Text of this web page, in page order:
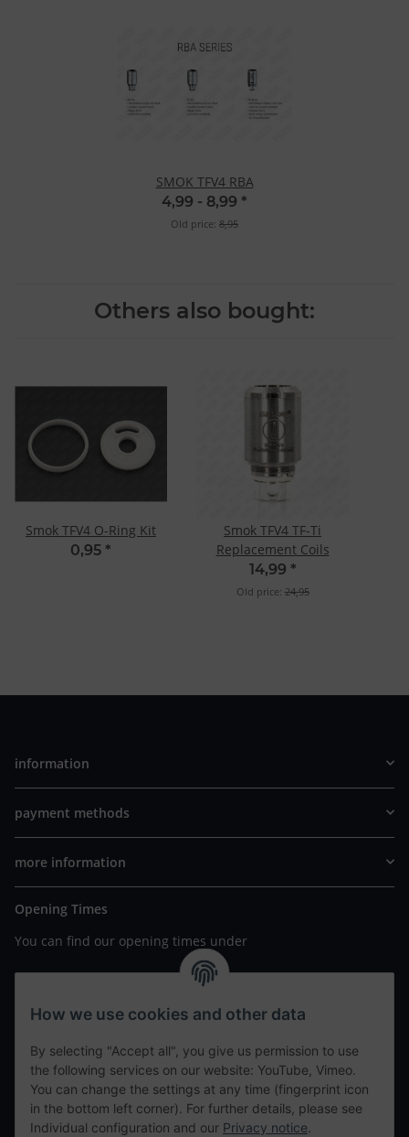
SMOK TFV4 RBA
4,99 - 8,99 *
Old price: 8,95
Others also bought:
Smok TFV4 O-Ring Kit
0,95 *
Smok TFV4 TF-Ti
Replacement Coils
14,99 *
Old price: 24,95
information
payment methods
more information
Opening Times
You can find our opening times under
https://www.wannavapor.de/Filialen
your personal site
contact details
tweet
How we use cookies and other data
By selecting "Accept all", you give us permission to use
the following services on our website: YouTube, Vimeo.
You can change the settings at any time (fingerprint icon
in the bottom left corner). For further details, please see
Individual configuration and our Privacy notice.